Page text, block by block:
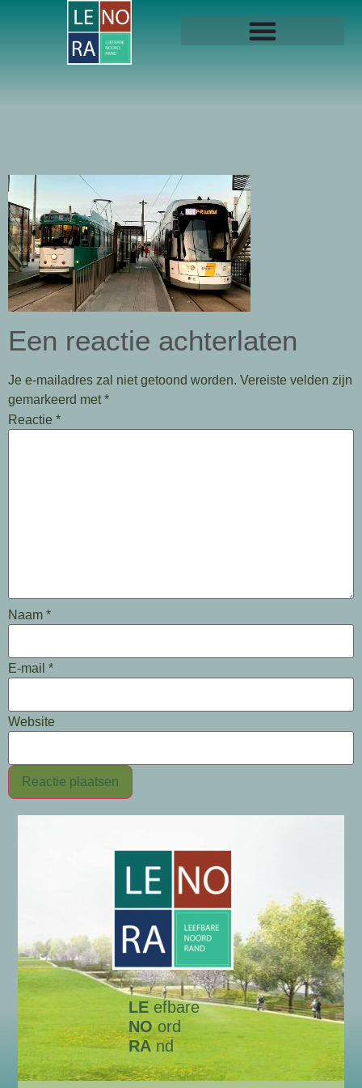
Een reactie achterlaten
Je e-mailadres zal niet getoond worden. Vereiste velden zijn
gemarkeerd met*
Reactie *
Naam *
E-mail *
Website
LE efbare
NOord
RAnd